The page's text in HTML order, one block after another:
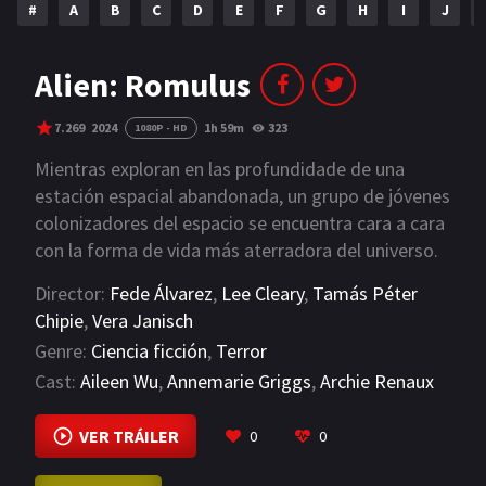
AÑOS
2023 2022
2021 2020
2019 2018
2014 2006
2002 2001
2000
PELICULAS
# A B C D E F G H I J
Alien: Romulus
7.269 2024 1080P - HD 1h 59m 323
Mientras exploran en las profundidade de una
estación espacial abandonada, un grupo de jóvenes
colonizadores del espacio se encuentra cara a cara
con la forma de vida más aterradora del universo.
Director: Fede Álvarez, Lee Cleary, Tamás Péter
Chipie,Vera Janisch
Genre: Ciencia ficción, Terror
Cast: Aileen Wu,Annemarie Griggs,Archie Renaux
VIEW MORE
VER TRÁILER 0 0